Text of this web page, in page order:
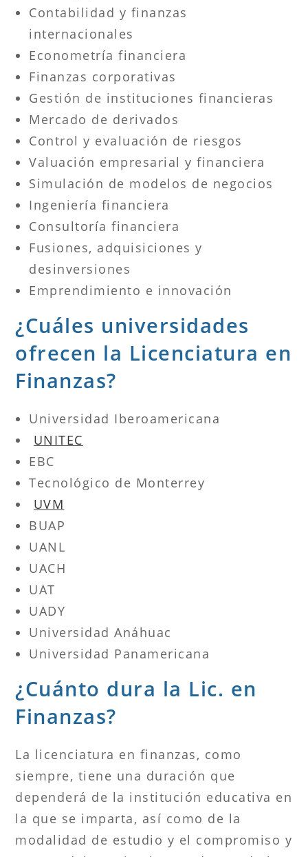
Contabilidad y finanzas
internacionales
Econometría financiera
Finanzas corporativas
Gestión de instituciones financieras
Mercado de derivados
Control y evaluación de riesgos
Valuación empresarial y financiera
Simulación de modelos de negocios
Ingeniería financiera
Consultoría financiera
Fusiones, adquisiciones y
desinversiones
Emprendimiento e innovación
¿Cuáles universidades
ofrecen la Licenciatura en
Finanzas?
Universidad Iberoamericana
UNITEC
EBC
Tecnológico de Monterrey
UVM
BUAP
UANL
UACH
UAT
UADY
Universidad Anáhuac
Universidad Panamericana
¿Cuánto dura la Lic. en
Finanzas?
La licenciatura en finanzas, como
siempre, tiene una duración que
dependerá de la institución educativa en
la que se imparta, así como de la
modalidad de estudio y el compromiso y